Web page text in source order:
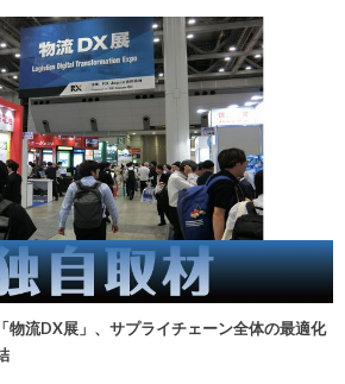
物流DX展」、サプライチェーン全体の最適化